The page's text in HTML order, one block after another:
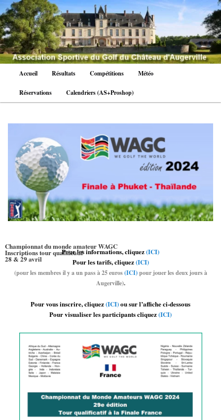
Aller
au
contenu
principal
Accueil Résultats Compétitions Météo
Réservations Calendriers (AS+Proshop)
Championnat du monde amateur WAGC
Inscriptions tour qualificatif
28 & 29 avril
Pour les informations, cliquez(ICI)
Pour les tarifs, cliquez(ICI)
(pour les membres il y a un pass à 25 euros(ICI)pour jouer les deux jours à
Augerville).
Pour vous inscrire, cliquez(ICI)ou sur l’affiche ci-dessous
Pour visualiser les participants cliquez(ICI)